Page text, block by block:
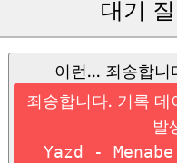
대기
이런... 죄송합
죄송합니다. 기록
발
Yazd -